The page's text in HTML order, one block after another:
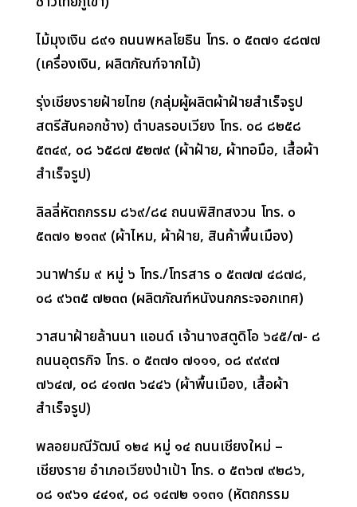
ไม้มุงเงิน ๘๙๑ ถนนพหลโยธิน โทร. ๐ ๕๓๗๑ ๔๘๗๗
(เครื่องเงิน, ผลิตภัณฑ์จากไม้)
รุ่งเชียงรายฝ้ายไทย (กลุ่มผู้ผลิตผ้าฝ้ายสำเร็จรูป
สตรีสันคอกช้าง) ตำบลรอบเวียง โทร. ๐๘ ๘๒๕๘
๕๓๔๙, ๐๘ ๖๕๘๗ ๕๒๗๙ (ผ้าฝ้าย, ผ้าทอมือ, เสื้อผ้า
สำเร็จรูป)
ลิลลี่หัตถกรรม ๘๖๙/๘๔ ถนนพิสิทสงวน โทร. ๐
๕๓๗๑ ๒๑๓๙ (ผ้าไหม, ผ้าฝ้าย, สินค้าพื้นเมือง)
วนาฟาร์ม ๙ หมู่ ๖ โทร./โทรสาร ๐ ๕๓๗๗ ๔๘๗๘,
๐๘ ๙๖๓๕ ๗๒๓๓ (ผลิตภัณฑ์หนังนกกระจอกเทศ)
วาสนาฝ้ายล้านนา แอนด์ เจ้านางสตูดิโอ ๖๔๕/๗- ๘
ถนนอุตรกิจ โทร. ๐ ๕๓๗๑ ๗๑๑๑, ๐๘ ๙๙๙๗
๗๖๔๗, ๐๘ ๔๑๗๓ ๖๔๔๖ (ผ้าพื้นเมือง, เสื้อผ้า
สำเร็จรูป)
พลอยมณีวัฒน์ ๑๒๔ หมู่ ๑๔ ถนนเชียงใหม่ –
เชียงราย อำเภอเวียงป่าเป้า โทร. ๐ ๕๓๖๗ ๙๒๘๖,
๐๘ ๑๙๖๑ ๔๔๑๙, ๐๘ ๑๔๗๒ ๑๑๓๑ (หัตถกรรม